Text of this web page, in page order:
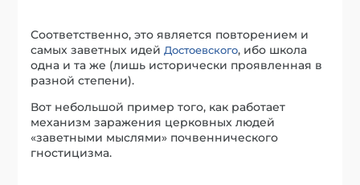
Соответственно, это является повторением и
самых заветных идейДостоевского, ибо школа
одна и та же (лишь исторически проявленная в
разной степени).
Вот небольшой пример того, как работает
механизм заражения церковных людей
«заветными мыслями» почвеннического
гностицизма.